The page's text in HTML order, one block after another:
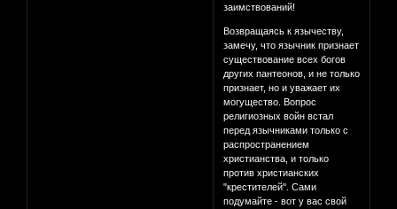
заимствований!
Возвращаясь к язычеству,
замечу, что язычник признает
существование всех богов
других пантеонов, и не только
признает, но и уважает их
могущество. Вопрос
религиозных войн встал
перед язычниками только с
распространением
христианства, и только
против христианских
"крестителей". Сами
подумайте - вот у вас свой